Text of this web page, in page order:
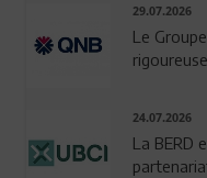
29.07.2026
Le
24.07.2026
La BERD